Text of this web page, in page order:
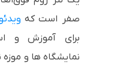
صفر است که
برای آموزش و
نمایشگاه ها و